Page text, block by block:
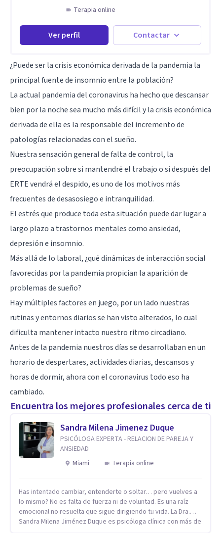
Terapia online
Ver perfil Contactar
¿Puede ser la crisis económica derivada de la pandemia la
principal fuente de insomnio entre la población?
La actual pandemia del coronavirus ha hecho que descansar
bien por la noche sea mucho más difícil y la crisis económica
derivada de ella es la responsable del incremento de
patologías relacionadas con el sueño.
Nuestra sensación general de falta de control, la
preocupación sobre si mantendré el trabajo o si después del
ERTE vendrá el despido, es uno de los motivos más
frecuentes de desasosiego e intranquilidad.
El estrés que produce toda esta situación puede dar lugar a
largo plazo a trastornos mentales como ansiedad,
depresión e insomnio.
Más allá de lo laboral, ¿qué dinámicas de interacción social
favorecidas por la pandemia propician la aparición de
problemas de sueño?
Hay múltiples factores en juego, por un lado nuestras
rutinas y entornos diarios se han visto alterados, lo cual
dificulta mantener intacto nuestro ritmo circadiano.
Antes de la pandemia nuestros días se desarrollaban en un
horario de despertares, actividades diarias, descansos y
horas de dormir, ahora con el coronavirus todo eso ha
cambiado.
Encuentra los mejores profesionales cerca de ti
Sandra Milena Jimenez Duque
PSICÓLOGA EXPERTA - RELACION DE PAREJA Y
ANSIEDAD
Miami
Terapia online
Has intentado cambiar, entenderte o soltar… pero vuelves a
lo mismo? No es falta de fuerza ni de voluntad. Es una raíz
emocional no resuelta que sigue dirigiendo tu vida. La Dra.
Sandra Milena Jiménez Duque es psicóloga clínica con más de